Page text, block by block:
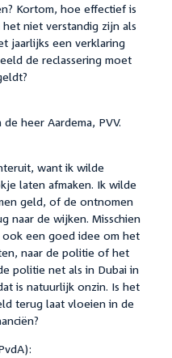
Kortom, hoe effectief is
niet verstandig zijn als
jaarlijks een verklaring
de reclassering moet
heer Aardema, PVV.
want ik wilde
laten afmaken. Ik wilde
geld, of de ontnomen
naar de wijken. Misschien
een goed idee om het
naar de politie of het
politie net als in Dubai in
is natuurlijk onzin. Is het
terug laat vloeien in de